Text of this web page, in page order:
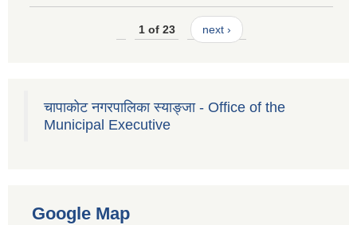
1 of 23 next ›
चापाकोट नगरपालिका स्याङ्जा - Office of the
Municipal Executive
Google Map